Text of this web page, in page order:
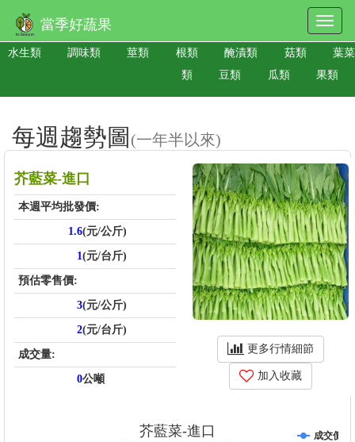
當季好蔬果
水生類 調味類 莖類 根類 醃漬類 菇類
葉菜
類
豆類 瓜類 果類
每週趨勢圖 (一年半以來)
芥藍菜-進口
本週平均批發價:
1.6(元/公斤)
1(元/台斤)
預估零售價:
3(元/公斤)
2(元/台斤)
成交量:
0公噸
更多行情細節
加入收藏
芥藍菜-進口 成交價